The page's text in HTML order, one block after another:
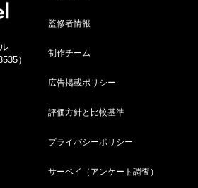
ング
すすめ人気ランキング36選！
クレジットカード最強の2枚の
）
監修者情報
制作チーム
広告掲載ポリシー
評価方針と比較基準
プライバシーポリシー
サーベイ（アンケート調査）